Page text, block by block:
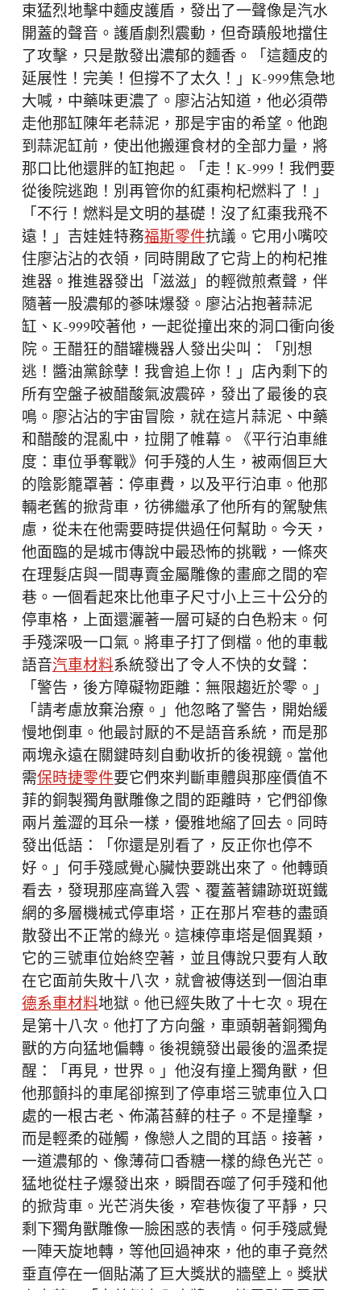
束猛烈地擊中麵皮護盾，發出了一聲像是汽水
開蓋的聲音。護盾劇烈震動，但奇蹟般地擋住
了攻擊，只是散發出濃郁的麵香。「這麵皮的
延展性！完美！但撐不了太久！」K-999焦急地
大喊，中藥味更濃了。廖沾沾知道，他必須帶
走他那缸陳年老蒜泥，那是宇宙的希望。他跑
到蒜泥缸前，使出他搬運食材的全部力量，將
那口比他還胖的缸抱起。「走！K-999！我們要
從後院逃跑！別再管你的紅棗枸杞燃料了！」
「不行！燃料是文明的基礎！沒了紅棗我飛不
遠！」吉娃娃特務福斯零件抗議。它用小嘴咬
住廖沾沾的衣領，同時開啟了它背上的枸杞推
進器。推進器發出「滋滋」的輕微煎煮聲，伴
隨著一股濃郁的蔘味爆發。廖沾沾抱著蒜泥
缸、K-999咬著他，一起從撞出來的洞口衝向後
院。王醋狂的醋罐機器人發出尖叫：「別想
逃！醬油黨餘孽！我會追上你！」店內剩下的
所有空盤子被醋酸氣波震碎，發出了最後的哀
鳴。廖沾沾的宇宙冒險，就在這片蒜泥、中藥
和醋酸的混亂中，拉開了帷幕。《平行泊車維
度：車位爭奪戰》何手殘的人生，被兩個巨大
的陰影籠罩著：停車費，以及平行泊車。他那
輛老舊的掀背車，彷彿繼承了他所有的駕駛焦
慮，從未在他需要時提供過任何幫助。今天，
他面臨的是城市傳說中最恐怖的挑戰，一條夾
在理髮店與一間專賣金屬雕像的畫廊之間的窄
巷。一個看起來比他車子尺寸小上三十公分的
停車格，上面還灑著一層可疑的白色粉末。何
手殘深吸一口氣。將車子打了倒檔。他的車載
語音汽車材料系統發出了令人不快的女聲：
「警告，後方障礙物距離：無限趨近於零。」
「請考慮放棄治療。」他忽略了警告，開始緩
慢地倒車。他最討厭的不是語音系統，而是那
兩塊永遠在關鍵時刻自動收折的後視鏡。當他
需保時捷零件要它們來判斷車體與那座價值不
菲的銅製獨角獸雕像之間的距離時，它們卻像
兩片羞澀的耳朵一樣，優雅地縮了回去。同時
發出低語：「你還是別看了，反正你也停不
好。」何手殘感覺心臟快要跳出來了。他轉頭
看去，發現那座高聳入雲、覆蓋著鏽跡斑斑鐵
網的多層機械式停車塔，正在那片窄巷的盡頭
散發出不正常的綠光。這棟停車塔是個異類，
它的三號車位始終空著，並且傳說只要有人敢
在它面前失敗十八次，就會被傳送到一個泊車
德系車材料地獄。他已經失敗了十七次。現在
是第十八次。他打了方向盤，車頭朝著銅獨角
獸的方向猛地偏轉。後視鏡發出最後的溫柔提
醒：「再見，世界。」他沒有撞上獨角獸，但
他那顫抖的車尾卻擦到了停車塔三號車位入口
處的一根古老、佈滿苔蘚的柱子。不是撞擊，
而是輕柔的碰觸，像戀人之間的耳語。接著，
一道濃郁的、像薄荷口香糖一樣的綠色光芒。
猛地從柱子爆發出來，瞬間吞噬了何手殘和他
的掀背車。光芒消失後，窄巷恢復了平靜，只
剩下獨角獸雕像一臉困惑的表情。何手殘感覺
一陣天旋地轉，等他回過神來，他的車子竟然
垂直停在一個貼滿了巨大獎狀的牆壁上。獎狀